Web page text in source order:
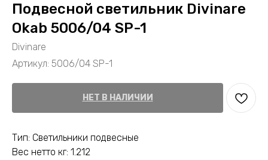
Подвесной светильник Divinare
Okab 5006/04 SP-1
Divinare
Артикул: 5006/04 SP-1
НЕТ В НАЛИЧИИ
Тип: Светильники подвесные
Вес нетто кг: 1.212